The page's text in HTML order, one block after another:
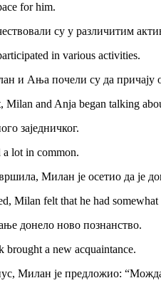
for him.
су у различитим
in various activities.
и Ања почели су да причају
Milan and Anja began talking
заједничког.
a lot in common.
Милан је осетио да је
Milan felt that he had somewhat
донело ново познанство.
brought a new acquaintance.
Милан је предложио: